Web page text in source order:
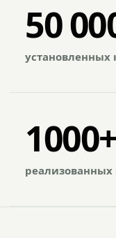
50
установленных
реализованных